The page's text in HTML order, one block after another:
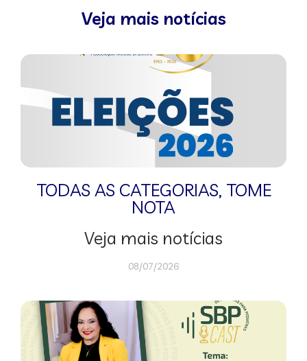
Veja mais notícias
TODAS AS CATEGORIAS, TOME
NOTA
Veja mais notícias
08/07/2026